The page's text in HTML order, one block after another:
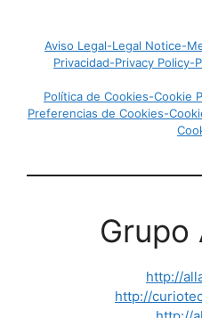
Aviso Legal-Legal Notice-
Privacidad-Privacy
Política de Cookies-Cookie
Preferencias de Cookies-
Grupo
http://
http://